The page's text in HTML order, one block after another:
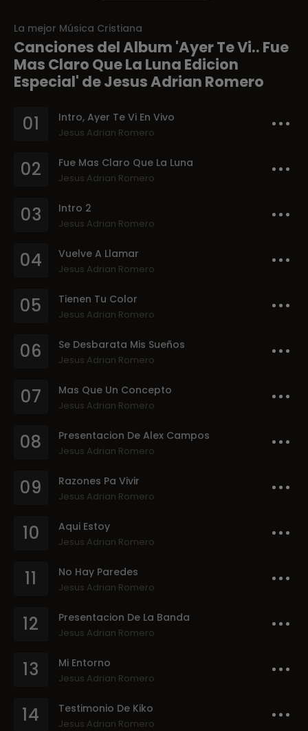
La mejor Música Cristiana
Canciones del Album 'Ayer Te Vi.. Fue
Mas Claro Que La Luna Edicion
Especial' de Jesus Adrian Romero
01 Intro, Ayer Te Vi En Vivo
Jesus Adrian Romero
02 Fue Mas Claro Que La Luna
Jesus Adrian Romero
03 Intro 2
Jesus Adrian Romero
04 Vuelve A Llamar
Jesus Adrian Romero
05 Tienen Tu Color
Jesus Adrian Romero
06 Se Desbarata Mis Sueños
Jesus Adrian Romero
07 Mas Que Un Concepto
Jesus Adrian Romero
08 Presentacion De Alex Campos
Jesus Adrian Romero
09 Razones Pa Vivir
Jesus Adrian Romero
10 Aqui Estoy
Jesus Adrian Romero
11 No Hay Paredes
Jesus Adrian Romero
12 Presentacion De La Banda
Jesus Adrian Romero
13 Mi Entorno
Jesus Adrian Romero
14 Testimonio De Kiko
Jesus Adrian Romero